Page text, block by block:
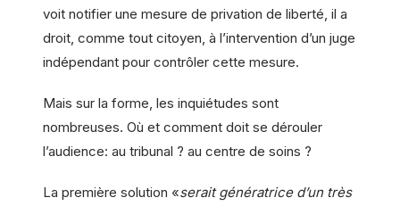
voit notifier une mesure de privation de liberté, il a
droit, comme tout citoyen, à l’intervention d’un juge
indépendant pour contrôler cette mesure.
Mais sur la forme, les inquiétudes sont
nombreuses. Où et comment doit se dérouler
l’audience: au tribunal ? au centre de soins ?
La première solution «serait génératrice d’un très